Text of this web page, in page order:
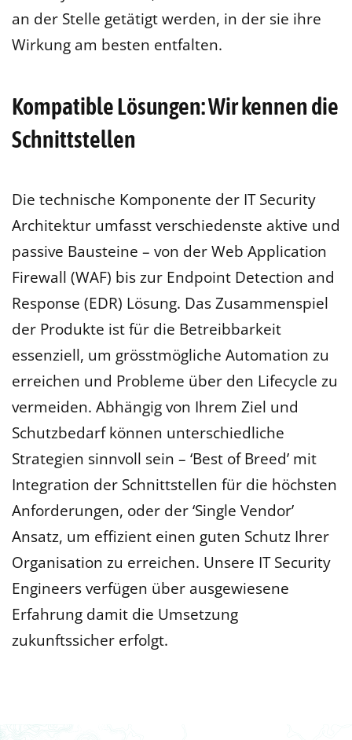
an der Stelle getätigt werden, in der sie ihre
Wirkung am besten entfalten.
Kompatible Lösungen: Wir kennen die
Schnittstellen
Die technische Komponente der IT Security
Architektur umfasst verschiedenste aktive und
passive Bausteine – von der Web Application
Firewall (WAF) bis zur Endpoint Detection and
Response (EDR) Lösung. Das Zusammenspiel
der Produkte ist für die Betreibbarkeit
essenziell, um grösstmögliche Automation zu
erreichen und Probleme über den Lifecycle zu
vermeiden. Abhängig von Ihrem Ziel und
Schutzbedarf können unterschiedliche
Strategien sinnvoll sein – ‘Best of Breed’ mit
Integration der Schnittstellen für die höchsten
Anforderungen, oder der ‘Single Vendor’
Ansatz, um effizient einen guten Schutz Ihrer
Organisation zu erreichen. Unsere IT Security
Engineers verfügen über ausgewiesene
Erfahrung damit die Umsetzung
zukunftssicher erfolgt.